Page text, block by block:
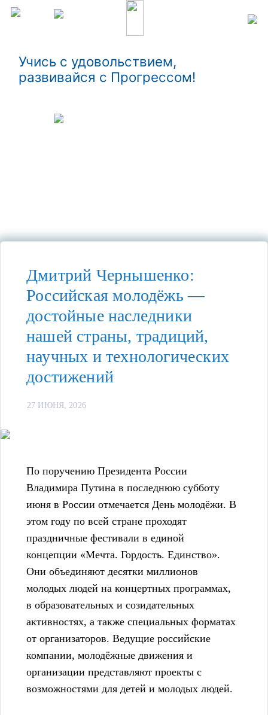
Учись с удовольствием,
развивайся с Прогрессом!
Дмитрий Чернышенко:
Российская молодёжь —
достойные наследники
нашей страны, традиций,
научных и технологических
достижений
27 ИЮНЯ, 2026
По поручению Президента России
Владимира Путина в последнюю субботу
июня в России отмечается День молодёжи. В
этом году по всей стране проходят
праздничные фестивали в единой
концепции «Мечта. Гордость. Единство».
Они объединяют десятки миллионов
молодых людей на концертных программах,
в образовательных и созидательных
активностях, а также специальных форматах
от организаторов. Ведущие российские
компании, молодёжные движения и
организации представляют проекты с
возможностями для детей и молодых людей.